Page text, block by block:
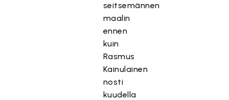
seitsemännen
maalin
ennen
kuin
Rasmus
Kainulainen
nosti
kuudella